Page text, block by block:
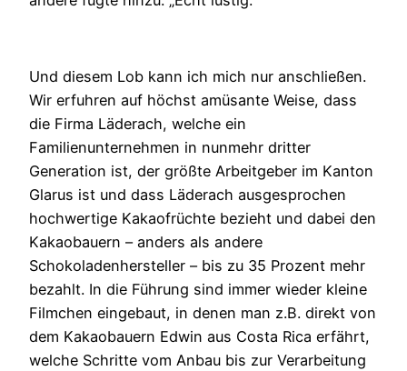
Und diesem Lob kann ich mich nur anschließen.
Wir erfuhren auf höchst amüsante Weise, dass
die Firma Läderach, welche ein
Familienunternehmen in nunmehr dritter
Generation ist, der größte Arbeitgeber im Kanton
Glarus ist und dass Läderach ausgesprochen
hochwertige Kakaofrüchte bezieht und dabei den
Kakaobauern – anders als andere
Schokoladenhersteller – bis zu 35 Prozent mehr
bezahlt. In die Führung sind immer wieder kleine
Filmchen eingebaut, in denen man z.B. direkt von
dem Kakaobauern Edwin aus Costa Rica erfährt,
welche Schritte vom Anbau bis zur Verarbeitung